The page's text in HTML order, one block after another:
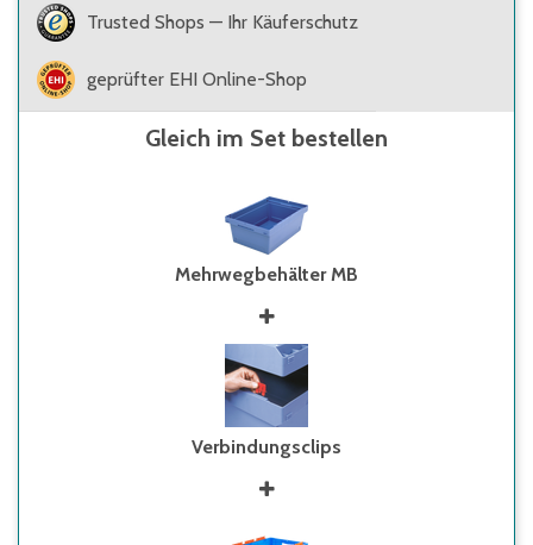
Trusted Shops — Ihr Käuferschutz
geprüfter EHI Online-Shop
Gleich im Set bestellen
Mehrwegbehälter MB
Verbindungsclips